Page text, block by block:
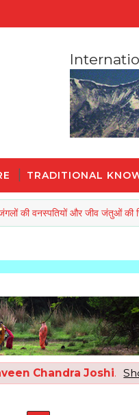
TRADITIONAL
और जीव जंतुओं की रिहाइश
Chandra Joshi.